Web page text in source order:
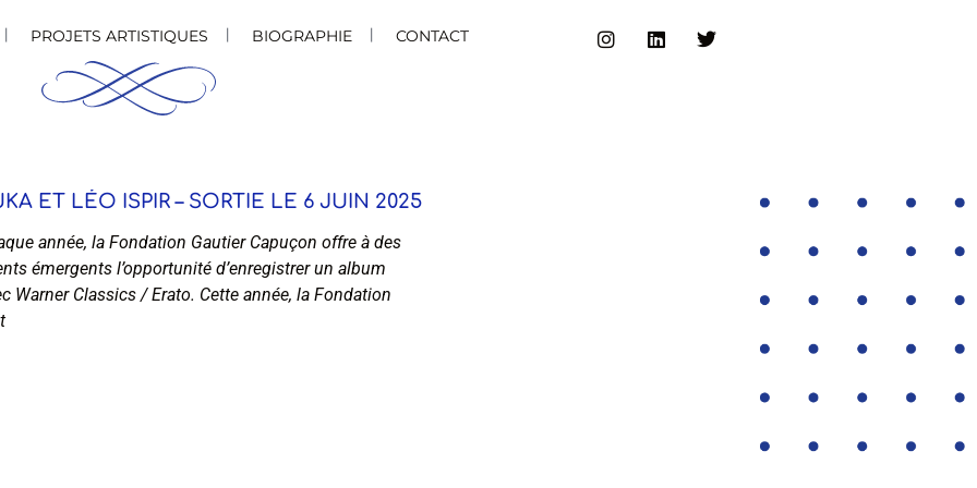
PROJETS ARTISTIQUES BIOGRAPHIE CONTACT
ET LÉO ISPIR – SORTIE LE 6 JUIN 2025
année, la Fondation Gautier Capuçon offre à des
émergents l’opportunité d’enregistrer un album
Warner Classics / Erato. Cette année, la Fondation